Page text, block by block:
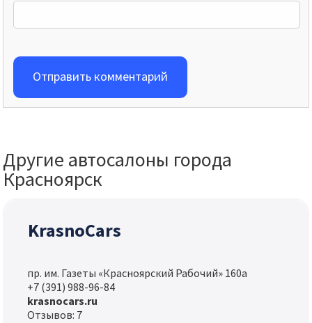
Отправить комментарий
Другие автосалоны города
Красноярск
KrasnoCars
пр. им. Газеты «Красноярский Рабочий» 160а
+7 (391) 988-96-84
krasnocars.ru
Отзывов: 7